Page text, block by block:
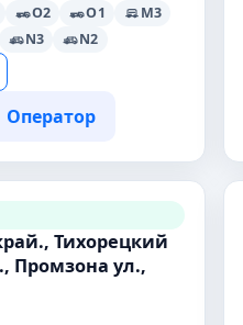
O2 O1
M3
N3 N2
Оператор
Тихорецкий
Промзона ул.,